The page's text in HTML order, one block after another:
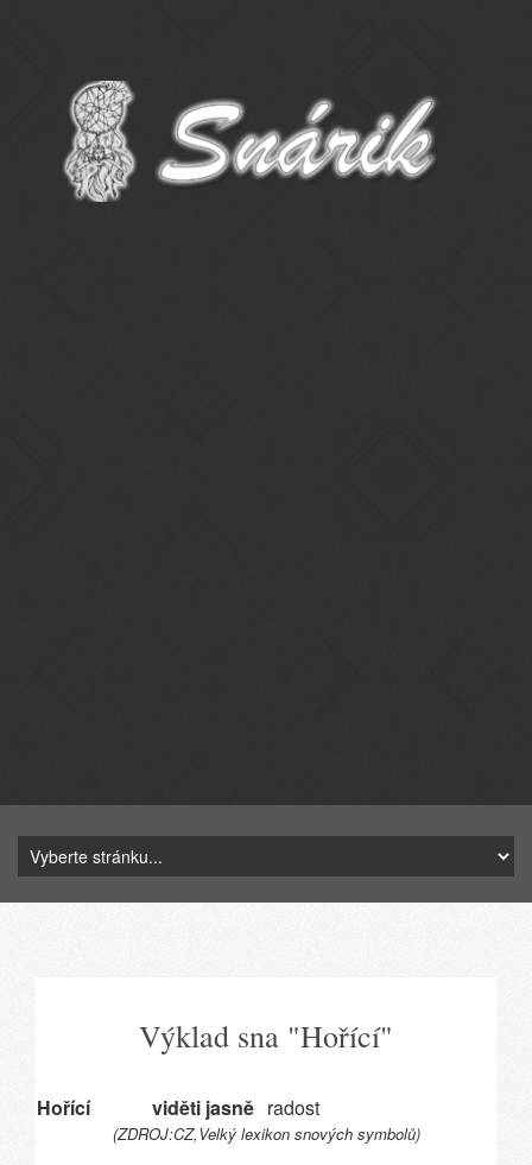
Výklad sna "Hořící"
Hořící viděti jasně radost
(ZDROJ:CZ,Velký lexikon snových symbolů)